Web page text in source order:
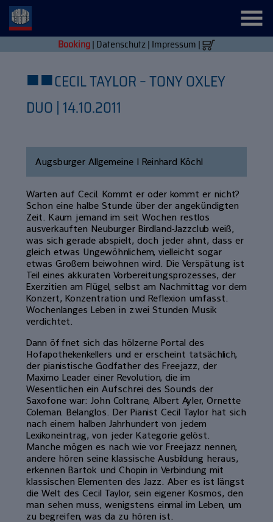
Booking| Datenschutz| Impressum |
■■CECIL TAYLOR – TONY OXLEY
DUO | 14.10.2011
Augsburger Allgemeine | Reinhard Köchl
Warten auf Cecil. Kommt er oder kommt er nicht?
Schon eine halbe Stunde über der angekündigten
Zeit. Kaum jemand im seit Wochen restlos
ausverkauften Neuburger Birdland-Jazzclub weiß,
was sich gerade abspielt, doch jeder ahnt, dass er
gleich etwas Ungewöhnlichem, vielleicht sogar
etwas Großem beiwohnen wird. Die Verspätung ist
Teil eines akkuraten Vorbereitungsprozesses, der
Exerzitien am Flügel, selbst am Nachmittag vor dem
Konzert, Konzentration und Reflexion umfasst.
Wochenlanges Leben in zwei Stunden Musik
verdichtet.
Dann öffnet sich das hölzerne Portal des
Hofapothekenkellers und er erscheint tatsächlich,
der pianistische Godfather des Freejazz, der
Maximo Leader einer Revolution, die im
Wesentlichen ein Aufschrei des Sounds der
Saxofone war: John Coltrane, Albert Ayler, Ornette
Coleman. Belanglos. Der Pianist Cecil Taylor hat sich
nach einem halben Jahrhundert von jedem
Lexikoneintrag, von jeder Kategorie gelöst.
Manche mögen es nach wie vor Freejazz nennen,
andere hören seine klassische Ausbildung heraus,
erkennen Bartok und Chopin in Verbindung mit
klassischen Elementen des Jazz. Aber es ist längst
die Welt des Cecil Taylor, sein eigener Kosmos, den
man sehen muss, wenigstens einmal im Leben, um
zu begreifen, was da zu hören ist.